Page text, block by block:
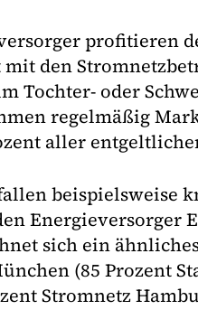
profitieren
mit den
Tochter- oder
regelmäßig
aller
beispielsweise
Energieversorger
sich ein
(85 Prozent
Stromnetz